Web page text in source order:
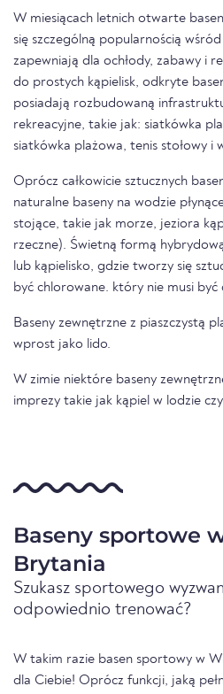
W miesiącach letnich otwarte
się szczególną popularnością
zapewniają dla ochłody, zabawy i
do prostych kąpielisk, odkryte
posiadają rozbudowaną
rekreacyjne, takie jak: siatkówka
siatkówka plażowa, tenis stołowy i
Oprócz całkowicie sztucznych
naturalne baseny na wodzie
stojące, takie jak morze, jeziora
rzeczne). Świetną formą
lub kąpielisko, gdzie tworzy się
być chlorowane. który nie musi być
Baseny zewnętrzne z piaszczystą
wprost jako lido.
W zimie niektóre baseny
imprezy takie jak kąpiel w lodzie
Baseny sportowe
Brytania
Szukasz sportowego
odpowiednio trenować?
W takim razie basen sportowy w
dla Ciebie! Oprócz funkcji, jaką